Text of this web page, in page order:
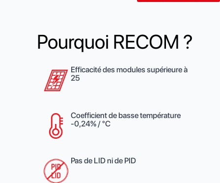
Pourquoi RECOM ?
Efficacité des modules supérieure à
25
Coefficient de basse température
-0,24% / °C
Pas de LID ni de PID